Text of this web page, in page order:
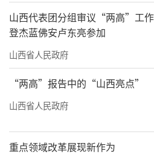
系，确保基层党建每项任
有落实。“软弱涣散”村党
村基层党建工作必须啃掉
联乡镇的县级领导班子成
办主动“牵线搭桥”，联动
委、信访等部门，严格落
员联村、1名乡镇领导班
书记驻村、1个县级以上机
山西代表团分组审议“两高”工
登杰蓝佛安卢东亮参加
山西省人民政府
“两高”报告中的“山西亮点”
山西省人民政府
重点领域改革展现新作为